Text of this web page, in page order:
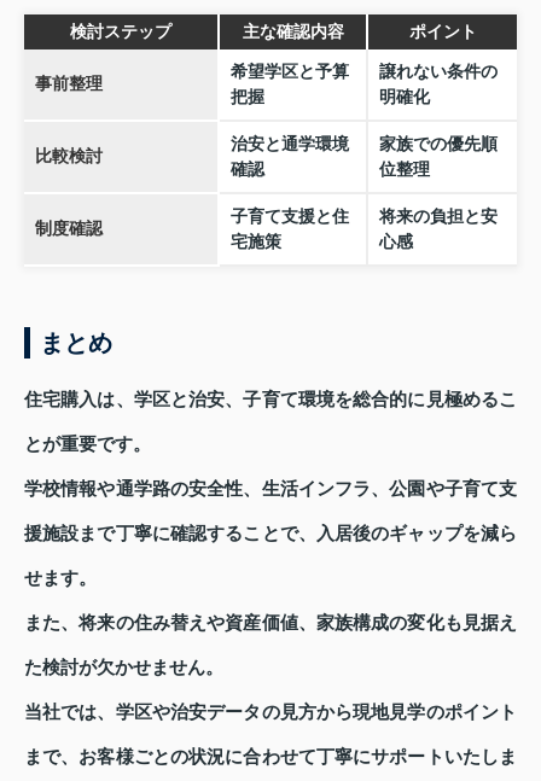
検討ステップ 主な確認内容 ポイント
事前整理
希望学区と予算
把握
譲れない条件の
明確化
比較検討
治安と通学環境
確認
家族での優先順
位整理
制度確認
子育て支援と住
宅施策
将来の負担と安
心感
まとめ
住宅購入は、学区と治安、子育て環境を総合的に見極めるこ
とが重要です。
学校情報や通学路の安全性、生活インフラ、公園や子育て支
援施設まで丁寧に確認することで、入居後のギャップを減ら
せます。
また、将来の住み替えや資産価値、家族構成の変化も見据え
た検討が欠かせません。
当社では、学区や治安データの見方から現地見学のポイント
まで、お客様ごとの状況に合わせて丁寧にサポートいたしま